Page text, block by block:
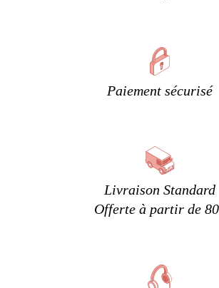
Paiement sécurisé
Livraison Standard
Offerte à partir de